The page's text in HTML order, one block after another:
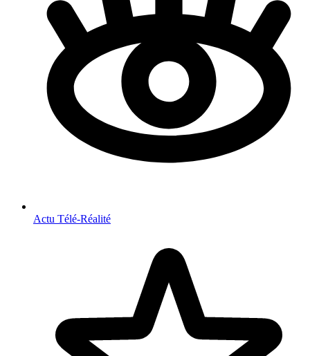
Actu Télé-Réalité